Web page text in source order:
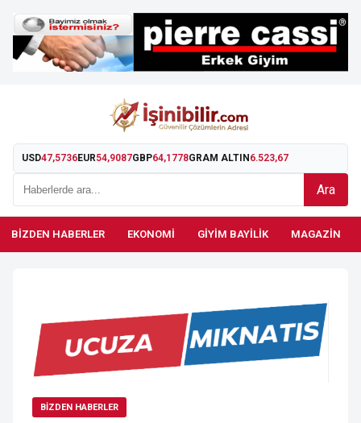
USD47,5736EUR54,9087GBP64,1778GRAM ALTIN 6.523,67
Ara
BIZDEN HABERLER EKONOMI GIYIM BAYILIK MAGAZIN
BIZDEN HABERLER